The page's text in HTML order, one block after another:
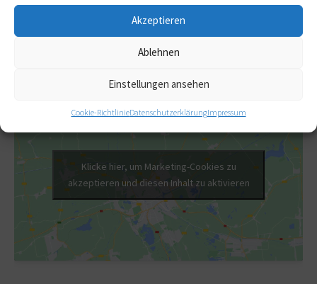
Akzeptieren
Ablehnen
Einstellungen ansehen
Cookie-RichtlinieDatenschutzerklärungImpressum
Arbeitsgruppentreffen,Coachingupdate,Coachingverband,
Klicke hier, um Marketing-Cookies zu
akzeptieren und diesen Inhalt zu aktivieren